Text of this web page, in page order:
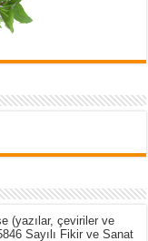
(yazılar, çeviriler ve
Sayılı Fikir ve Sanat